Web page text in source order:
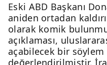
Eski ABD Başkanı
aniden ortadan
olarak komik
açıklaması,
açabilecek bir söylem
değerlendirilmiştir.